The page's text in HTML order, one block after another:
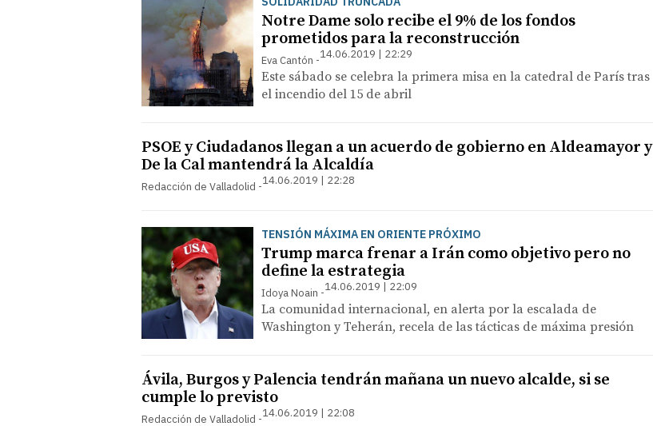
Notre Dame solo recibe el 9% de los fondos
prometidos para la reconstrucción
Eva Cantón 14.06.2019 | 22:29
Este sábado se celebra la primera misa en la catedral de París tras
el incendio del 15 de abril
PSOE y Ciudadanos llegan a un acuerdo de gobierno en Aldeamayor y
De la Cal mantendrá la Alcaldía
Redacción de Valladolid 14.06.2019 | 22:28
TENSIÓN MÁXIMA EN ORIENTE PRÓXIMO
Trump marca frenar a Irán como objetivo pero no
define la estrategia
Idoya Noain 14.06.2019 | 22:09
La comunidad internacional, en alerta por la escalada de
Washington y Teherán, recela de las tácticas de máxima presión
Ávila, Burgos y Palencia tendrán mañana un nuevo alcalde, si se
cumple lo previsto
Redacción de Valladolid 14.06.2019 | 22:08